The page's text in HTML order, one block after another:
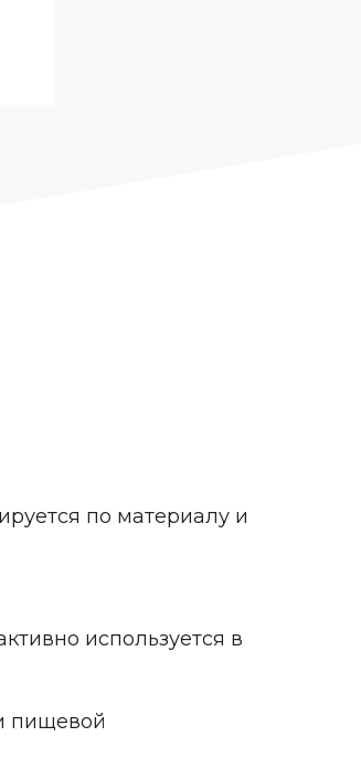
по материалу и
используется в
пищевой